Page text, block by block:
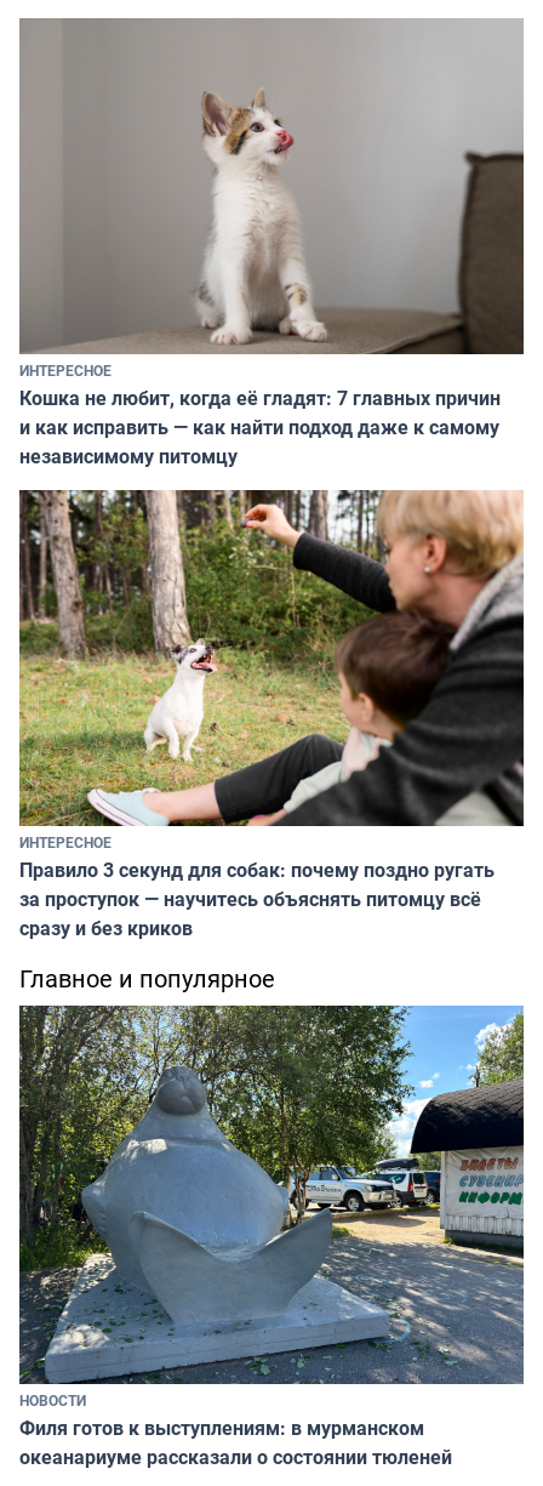
ИНТЕРЕСНОЕ
Кошка не любит, когда её гладят: 7 главных причин
и как исправить — как найти подход даже к самому
независимому питомцу
ИНТЕРЕСНОЕ
Правило 3 секунд для собак: почему поздно ругать
за проступок — научитесь объяснять питомцу всё
сразу и без криков
Главное и популярное
НОВОСТИ
Филя готов к выступлениям: в мурманском
океанариуме рассказали о состоянии тюленей